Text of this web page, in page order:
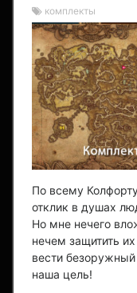
комплекты
По всему
отклик в душах
Но мне нечего
нечем защитить
вести
наша цель!